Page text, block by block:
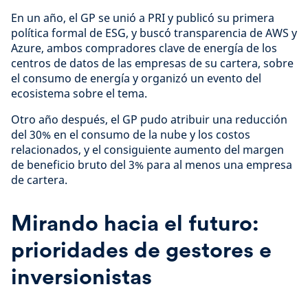
En un año, el GP se unió a PRI y publicó su primera
política formal de ESG, y buscó transparencia de AWS y
Azure, ambos compradores clave de energía de los
centros de datos de las empresas de su cartera, sobre
el consumo de energía y organizó un evento del
ecosistema sobre el tema.
Otro año después, el GP pudo atribuir una reducción
del 30% en el consumo de la nube y los costos
relacionados, y el consiguiente aumento del margen
de beneficio bruto del 3% para al menos una empresa
de cartera.
Mirando hacia el futuro:
prioridades de gestores e
inversionistas